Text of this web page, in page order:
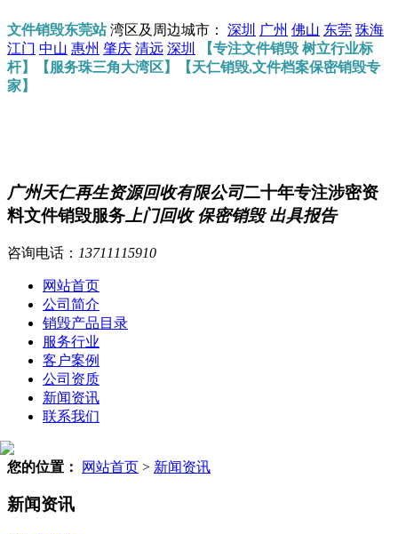
文件销毁东莞站湾区及周边城市： 深圳 广州 佛山 东莞 珠海
江门 中山 惠州 肇庆 清远 深圳
【专注文件销毁 树立行业标
杆】【服务珠三角大湾区】【天仁销毁,文件档案保密销毁专
家】
广州天仁再生资源回收有限公司二十年专注涉密资
料文件销毁服务 上门回收 保密销毁 出具报告
咨询电话： 13711115910
网站首页
公司简介
销毁产品目录
服务行业
客户案例
公司资质
新闻资讯
联系我们
您的位置： 网站首页 > 新闻资讯
新闻资讯